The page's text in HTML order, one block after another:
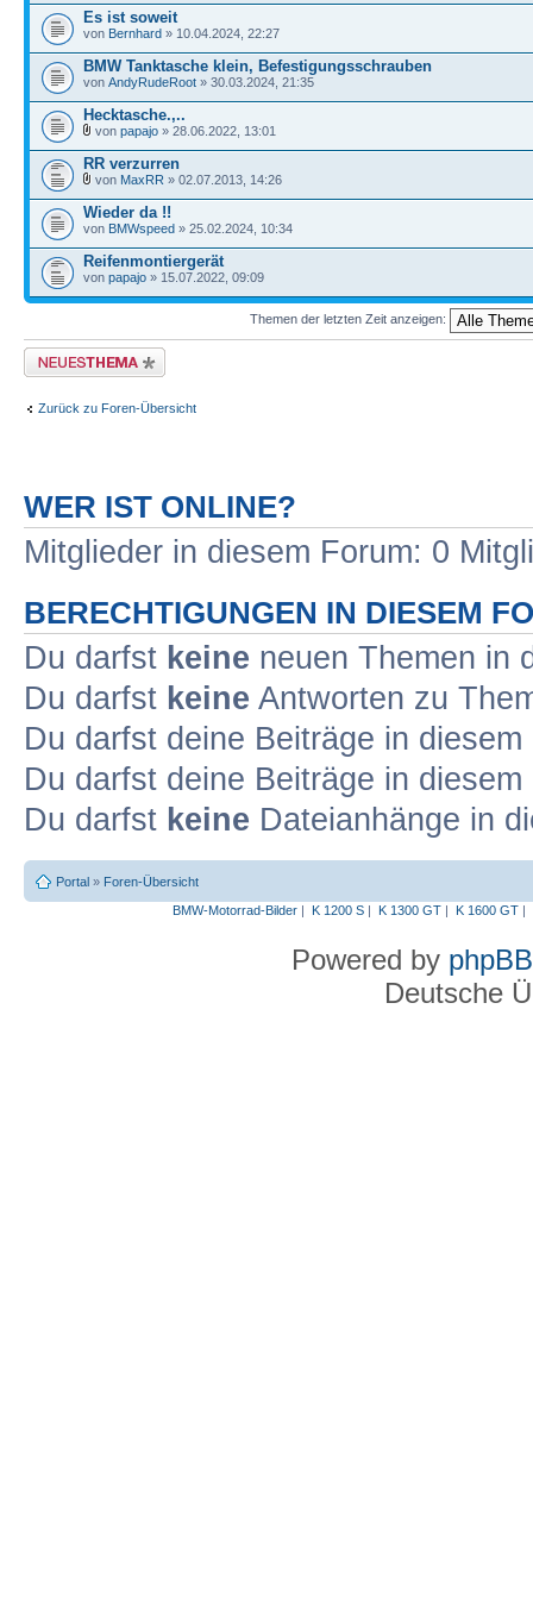
Es ist soweit
von Bernhard » 10.04.2024, 22:27
BMW Tanktasche klein, Befestigungsschrauben
von AndyRudeRoot » 30.03.2024, 21:35
Hecktasche.,..
von papajo » 28.06.2022, 13:01
RR verzurren
von MaxRR » 02.07.2013, 14:26
Wieder da !!
von BMWspeed » 25.02.2024, 10:34
Reifenmontiergerät
von papajo » 15.07.2022, 09:09
Themen der letzten Zeit anzeigen:
Neues Thema erstellen
Zurück zu Foren-Übersicht
WER IST ONLINE?
Mitglieder in diesem Forum: 0
BERECHTIGUNGEN IN DIESEM
Du darfst keine neuen Themen in
Du darfst keine Antworten zu
Du darfst deine Beiträge in
Du darfst deine Beiträge in
Du darfst keine Dateianhänge in
Portal » Foren-Übersicht
BMW-Motorrad-Bilder| K 1200 S| K 1300 GT| K 1600 GT|
Powered by phpBB
Deutsche